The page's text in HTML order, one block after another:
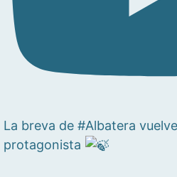
La breva de #Albatera
protagonista